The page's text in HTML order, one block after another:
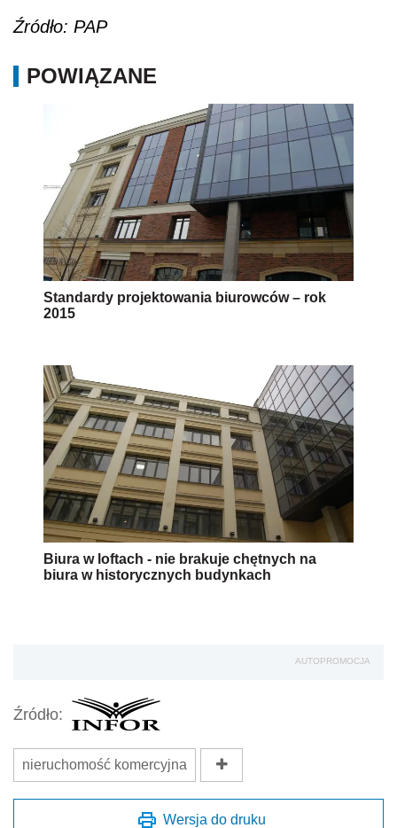
Źródło: PAP
POWIĄZANE
Standardy projektowania biurowców – rok
2015
Biura w loftach - nie brakuje chętnych na
biura w historycznych budynkach
AUTOPROMOCJA
Źródło:
nieruchomość komercyjna
Wersja do druku